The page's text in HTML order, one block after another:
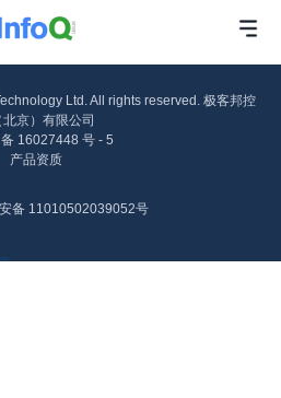
Ltd. All rights reserved. 极客邦控
北京）有限公司
16027448 号 - 5
产品资质
备 11010502039052号